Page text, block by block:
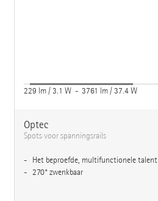
229 lm / 3.1 W - 3761 lm / 37.4 W
Optec
Spots voor spanningsrails
Het beproefde, multifunctionele talent
270° zwenkbaar